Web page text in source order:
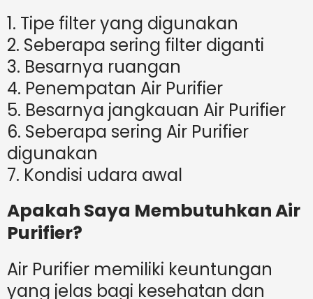
1. Tipe filter yang digunakan
2. Seberapa sering filter diganti
3. Besarnya ruangan
4. Penempatan Air Purifier
5. Besarnya jangkauan Air Purifier
6. Seberapa sering Air Purifier
digunakan
7. Kondisi udara awal
Apakah Saya Membutuhkan Air
Purifier?
Air Purifier memiliki keuntungan
yang jelas bagi kesehatan dan